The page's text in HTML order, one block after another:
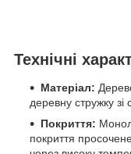
Технічні
Матеріал:
деревну стружку
Покриття:
покриття